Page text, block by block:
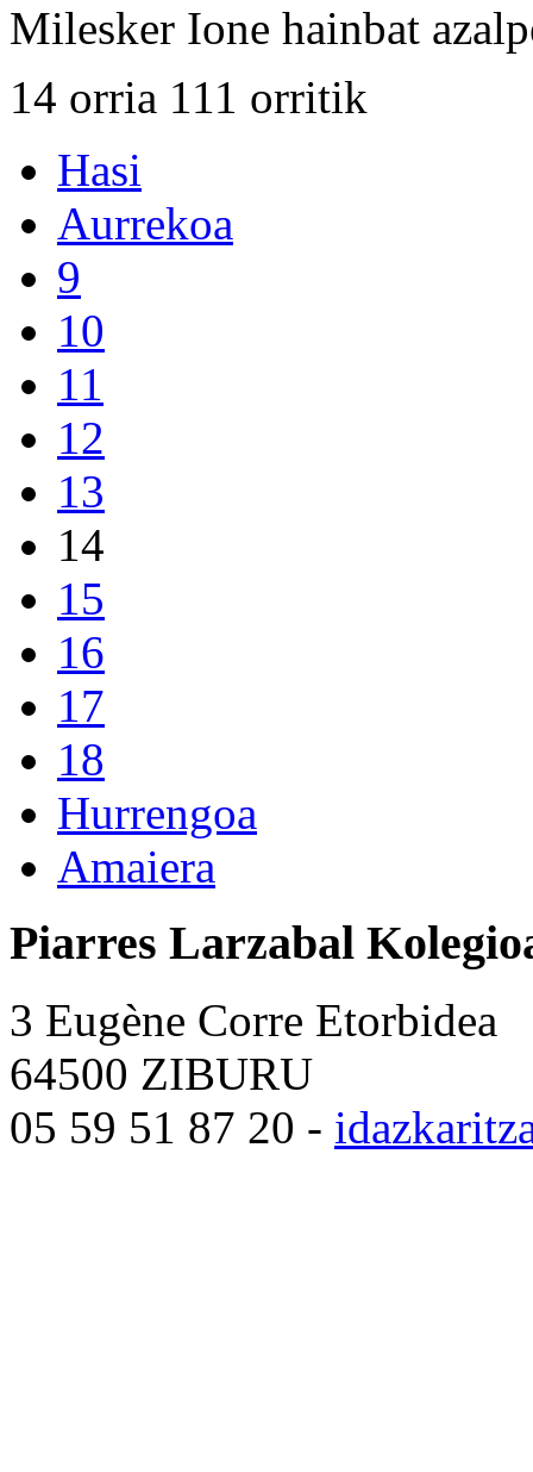
Milesker Ione hainbat
14 orria 111 orritik
Hasi
Aurrekoa
9
10
11
12
13
14
15
16
17
18
Hurrengoa
Amaiera
Piarres Larzabal
3 Eugène Corre Etorbidea
64500 ZIBURU
05 59 51 87 20 -